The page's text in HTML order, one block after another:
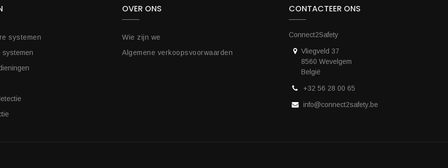
systemen
systemen
OVER ONS
Wie zijn we
Algemene verkoopsvoorwaarden
CONTACTEER ONS
Connect2Safety
Vliegveld 37
8560 Wevelgem
België
+32 56 28 00 65
info@connect2safety.be